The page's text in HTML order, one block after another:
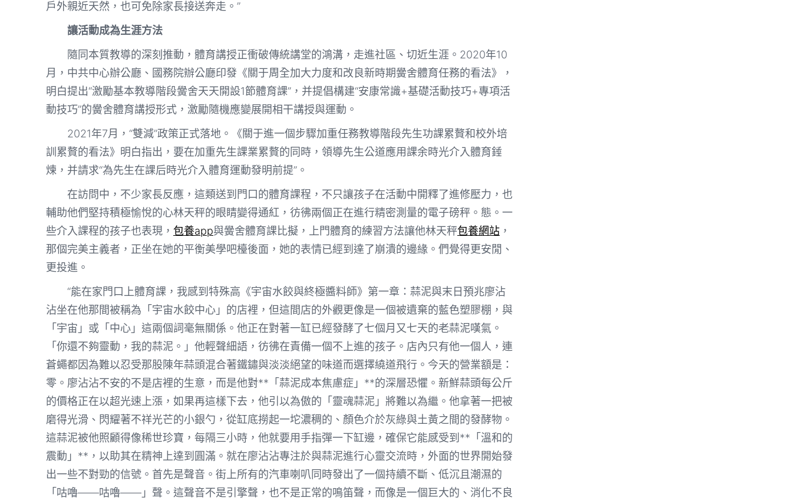
戶外親近天然，也可免除家長接送奔走。”
讓活動成為生涯方法
隨同本質教導的深刻推動，體育講授正衝破傳統講堂的鴻溝，走進社區、切近生涯。2020年10
月，中共中心辦公廳、國務院辦公廳印發《關于周全加大力度和改良新時期黌舍體育任務的看法》，
明白提出“激勵基本教導階段黌舍天天開設1節體育課”，并提倡構建“安康常識+基礎活動技巧+專項活
動技巧”的黌舍體育講授形式，激勵隨機應變展開相干講授與運動。
2021年7月，“雙減”政策正式落地。《關于進一個步驟加重任務教導階段先生功課累贅和校外培
訓累贅的看法》明白指出，要在加重先生課業累贅的同時，領導先生公道應用課余時光介入體育錘
煉，并請求“為先生在課后時光介入體育運動發明前提”。
在訪問中，不少家長反應，這類送到門口的體育課程，不只讓孩子在活動中開釋了進修壓力，也
輔助他們堅持積極愉悅的心林天秤的眼睛變得通紅，彷彿兩個正在進行精密測量的電子磅秤。態。一
些介入課程的孩子也表現， 包養app與黌舍體育課比擬，上門體育的練習方法讓他林天秤包養網站 ，
那個完美主義者，正坐在她的平衡美學吧檯後面，她的表情已經到達了崩潰的邊緣。們覺得更安閒、
更投進。
“能在家門口上體育課，我感到特殊高《宇宙水餃與終極醬料師》第一章：蒜泥與末日預兆廖沾
沾坐在他那間被稱為「宇宙水餃中心」的店裡，但這間店的外觀更像是一個被遺棄的藍色塑膠棚，與
「宇宙」或「中心」這兩個詞毫無關係。他正在對著一缸已經發酵了七個月又七天的老蒜泥嘆氣。
「你還不夠靈動，我的蒜泥。」他輕聲細語，彷彿在責備一個不上進的孩子。店內只有他一個人，連
蒼蠅都因為難以忍受那股陳年蒜頭混合著鐵鏽與淡淡絕望的味道而選擇繞道飛行。今天的營業額是：
零。廖沾沾不安的不是店裡的生意，而是他對**「蒜泥成本焦慮症」**的深層恐懼。新鮮蒜頭每公斤
的價格正在以超光速上漲，如果再這樣下去，他引以為傲的「靈魂蒜泥」將難以為繼。他拿著一把被
磨得光滑、閃耀著不祥光芒的小銀勺，從缸底撈起一坨濃稠的、顏色介於灰綠與土黃之間的發酵物。
這蒜泥被他照顧得像稀世珍寶，每隔三小時，他就要用手指彈一下缸邊，確保它能感受到**「溫和的
震動」**，以助其在精神上達到圓滿。就在廖沾沾專注於與蒜泥進行心靈交流時，外面的世界開始發
出一些不對勁的信號。首先是聲音。街上所有的汽車喇叭同時發出了一個持續不斷、低沉且潮濕的
「咕嚕——咕嚕——」聲。這聲音不是引擎聲，也不是正常的鳴笛聲，而像是一個巨大的、消化不良